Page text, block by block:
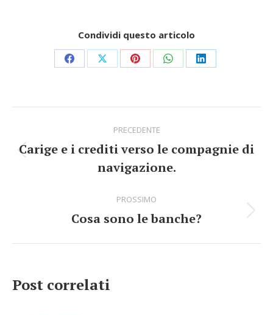
Condividi questo articolo
Share
Facebook
Share
X
Share
Pinterest
Share
WhatsApp
Share
LinkedIn
di
navigazione
PRECEDENTE
Stile
dell'anteprima:
Carige e i crediti verso le compagnie di
navigazione.
PROSSIMO
Numero
Cosa sono le banche?
Post correlati